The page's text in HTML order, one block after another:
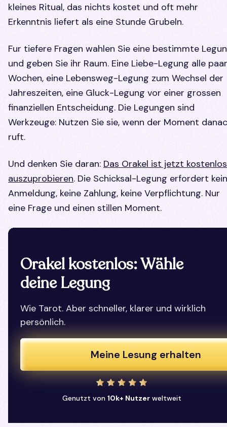
kleines Ritual, das nichts kostet und oft mehr
Erkenntnis liefert als eine Stunde Grubeln.
Fur tiefere Fragen wahlen Sie eine bestimmte
und geben Sie ihr Raum. Eine Liebe-Legung alle paar
Wochen, eine Lebensweg-Legung zum Wechsel der
Jahreszeiten, eine Gluck-Legung vor einer grossen
finanziellen Entscheidung. Die Legungen sind
Werkzeuge: Nutzen Sie sie, wenn der Moment
ruft.
Und denken Sie daran: Das Orakel ist jetzt kostenlos
auszuprobieren. Die Schicksal-Legung erfordert
Anmeldung, keine Zahlung, keine Verpflichtung. Nur
eine Frage und einen stillen Moment.
Orakel kostenlos: Wähle
deine Legung
Wie Tarot. Aber schneller, klarer und wirklich
persönlich.
Meine Lesung erhalten
Genutzt von 10k+ Nutzer weltweit